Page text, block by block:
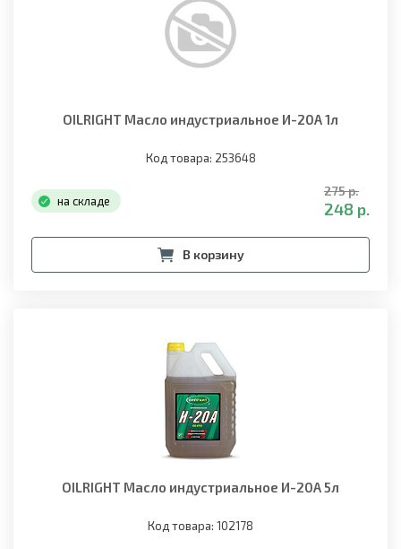
OILRIGHT Масло индустриальное И-20А 1л
Код товара: 253648
на складе
275 р.
248 р.
В корзину
OILRIGHT Масло индустриальное И-20А 5л
Код товара: 102178